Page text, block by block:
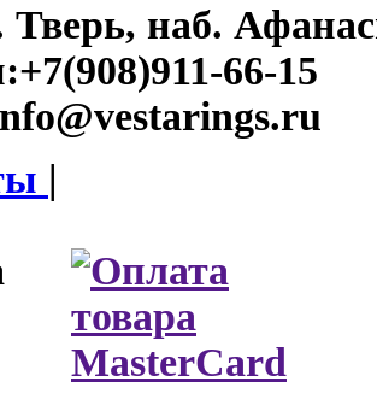
Тверь, наб.
+7(908)911-66-15
|